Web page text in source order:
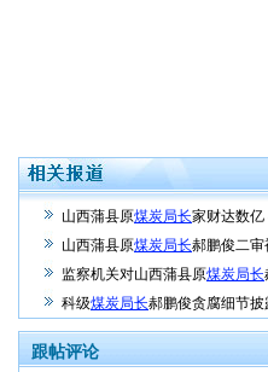
山西蒲县原煤炭局长家财达数亿
山西蒲县原煤炭局长郝鹏俊二审
监察机关对山西蒲县原煤炭局长
科级煤炭局长郝鹏俊贪腐细节
跟帖评论